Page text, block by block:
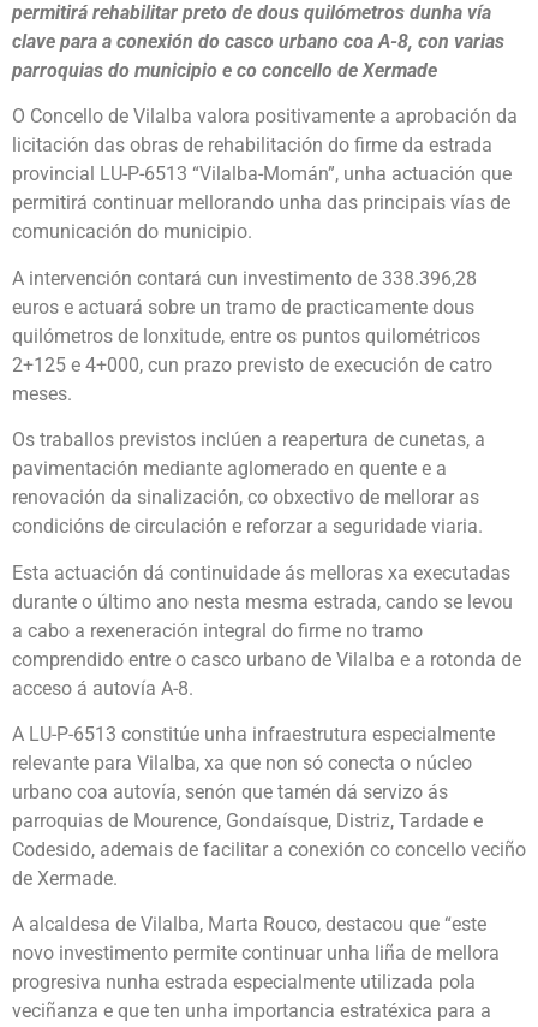
permitirá rehabilitar preto de dous quilómetros dunha vía
clave para a conexión do casco urbano coa A-8, con varias
parroquias do municipio e co concello de Xermade
O Concello de Vilalba valora positivamente a aprobación da
licitación das obras de rehabilitación do firme da estrada
provincial LU-P-6513 “Vilalba-Momán”, unha actuación que
permitirá continuar mellorando unha das principais vías de
comunicación do municipio.
A intervención contará cun investimento de 338.396,28
euros e actuará sobre un tramo de practicamente dous
quilómetros de lonxitude, entre os puntos quilométricos
2+125 e 4+000, cun prazo previsto de execución de catro
meses.
Os traballos previstos inclúen a reapertura de cunetas, a
pavimentación mediante aglomerado en quente e a
renovación da sinalización, co obxectivo de mellorar as
condicións de circulación e reforzar a seguridade viaria.
Esta actuación dá continuidade ás melloras xa executadas
durante o último ano nesta mesma estrada, cando se levou
a cabo a rexeneración integral do firme no tramo
comprendido entre o casco urbano de Vilalba e a rotonda de
acceso á autovía A-8.
A LU-P-6513 constitúe unha infraestrutura especialmente
relevante para Vilalba, xa que non só conecta o núcleo
urbano coa autovía, senón que tamén dá servizo ás
parroquias de Mourence, Gondaísque, Distriz, Tardade e
Codesido, ademais de facilitar a conexión co concello veciño
de Xermade.
A alcaldesa de Vilalba, Marta Rouco, destacou que “este
novo investimento permite continuar unha liña de mellora
progresiva nunha estrada especialmente utilizada pola
veciñanza e que ten unha importancia estratéxica para a